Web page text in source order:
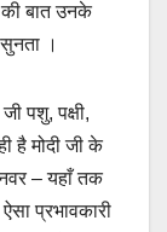
बात उनके
।
पशु, पक्षी,
है मोदी जी के
– यहाँ तक
प्रभावकारी